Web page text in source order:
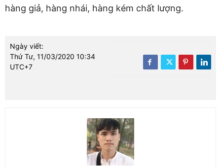
hàng giả, hàng nhái, hàng kém chất lượng.
Ngày viết:
Thứ Tư, 11/03/2020 10:34
UTC+7